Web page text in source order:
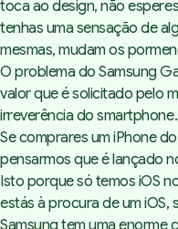
toca ao design, não
tenhas uma sensação de
mesmas, mudam os
O problema do Samsung
valor que é solicitado pelo
irreverência do
Se comprares um iPhone
pensarmos que é lançado
Isto porque só temos iOS
estás à procura de um iOS,